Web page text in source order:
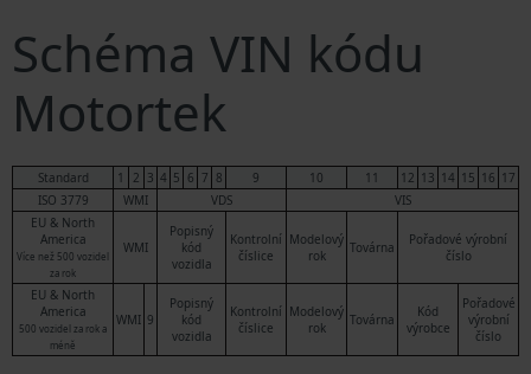
Schéma VIN kódu
Motortek
Standard 1 2 3 4 5 6 7 8 9 10 11 12 13 14 15 16 17
ISO 3779
WMI VDS
VIS
EU & North
America
Více než 500 vozidel
za rok
WMI
Popisný
kód
vozidla
Kontrolní
číslice
Modelový
rok
Továrna
Pořadové výrobní
číslo
EU & North
America
500 vozidel za rok a
méně
WMI 9
Popisný
kód
vozidla
Kontrolní
číslice
Modelový
rok
Továrna
Kód
výrobce
Pořadové
výrobní
číslo